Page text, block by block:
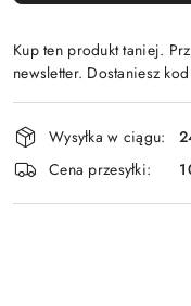
Kup ten produkt taniej.
newsletter. Dostaniesz
Dostępność
i
dostawa
Wysyłka w ciągu:
Cena przesyłki: